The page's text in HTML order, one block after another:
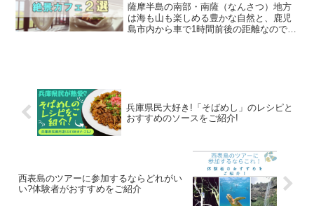
薩摩半島の南部・南薩（なんさつ）地方
は海も山も楽しめる豊かな自然と、鹿児
島市内から車で1時間前後の距離なので、
兵庫県民大好き!「そばめし」のレシピと
おすすめのソースをご紹介!
西表島のツアーに参加するならどれがい
い?体験者がおすすめをご紹介